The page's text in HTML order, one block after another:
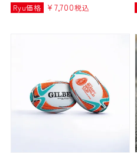
Ryu価格
¥ 7,700税込